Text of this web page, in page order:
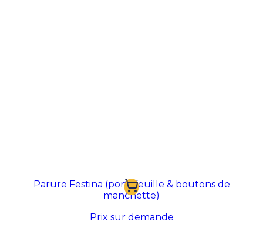
Parure Festina (portefeuille & boutons de
manchette)
Prix sur demande